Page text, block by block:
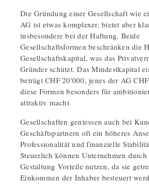
Die Gründung einer Gesellschaft wie
AG ist etwas komplexer, bietet aber
insbesondere bei der Haftung. Beide
Gesellschaftsformen beschränken die
Gesellschaftskapital, was das
Gründer schützt. Das Mindestkapital
beträgt CHF 20'000, jenes der AG
diese Formen besonders für
attraktiv macht.
Gesellschaften geniessen auch bei
Geschäftspartnern oft ein höheres
Professionalität und finanzielle
Steuerlich können Unternehmen durch
Gestaltung Vorteile nutzen, da sie
Einkommen der Inhaber besteuert